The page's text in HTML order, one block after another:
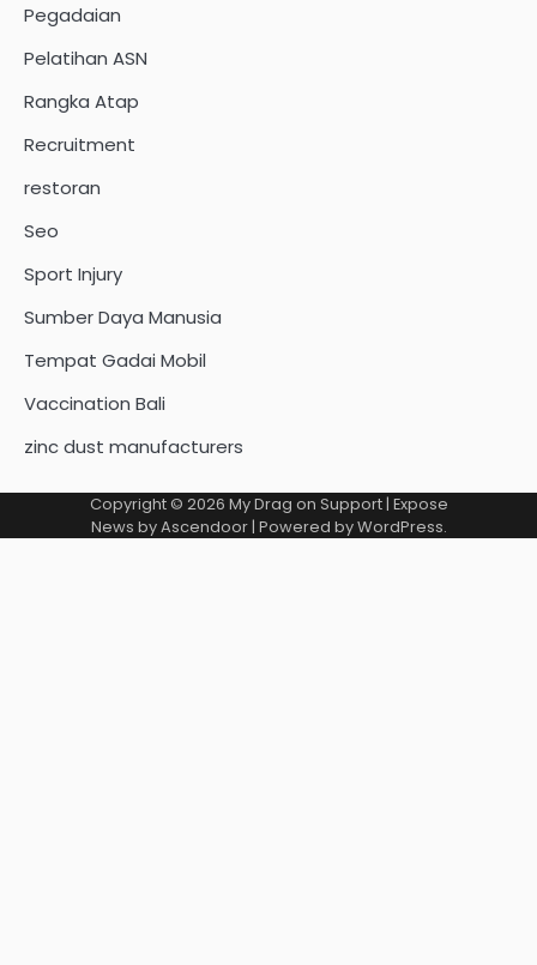
Pegadaian
Pelatihan ASN
Rangka Atap
Recruitment
restoran
Seo
Sport Injury
Sumber Daya Manusia
Tempat Gadai Mobil
Vaccination Bali
zinc dust manufacturers
Copyright © 2026 My Drag on Support| Expose
News byAscendoor| Powered byWordPress.